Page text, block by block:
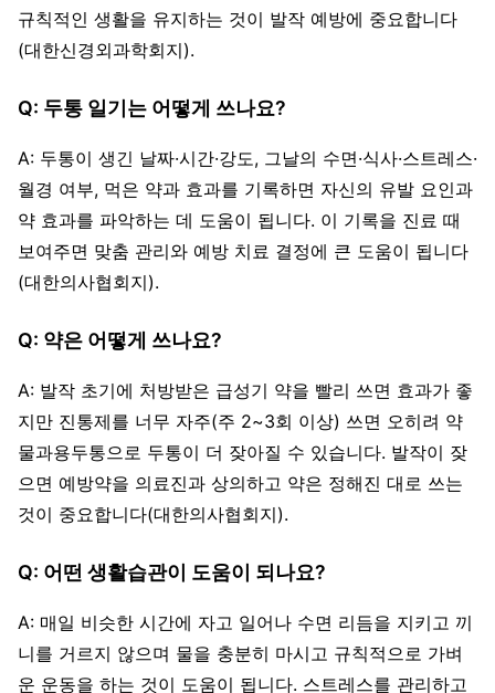
규칙적인 생활을 유지하는 것이 발작 예방에 중요합니다
(대한신경외과학회지).
Q: 두통 일기는 어떻게 쓰나요?
A: 두통이 생긴 날짜·시간·강도, 그날의 수면·식사·스트레스·
월경 여부, 먹은 약과 효과를 기록하면 자신의 유발 요인과
약 효과를 파악하는 데 도움이 됩니다. 이 기록을 진료 때
보여주면 맞춤 관리와 예방 치료 결정에 큰 도움이 됩니다
(대한의사협회지).
Q: 약은 어떻게 쓰나요?
A: 발작 초기에 처방받은 급성기 약을 빨리 쓰면 효과가 좋
지만 진통제를 너무 자주(주 2~3회 이상) 쓰면 오히려 약
물과용두통으로 두통이 더 잦아질 수 있습니다. 발작이 잦
으면 예방약을 의료진과 상의하고 약은 정해진 대로 쓰는
것이 중요합니다(대한의사협회지).
Q: 어떤 생활습관이 도움이 되나요?
A: 매일 비슷한 시간에 자고 일어나 수면 리듬을 지키고 끼
니를 거르지 않으며 물을 충분히 마시고 규칙적으로 가벼
운 운동을 하는 것이 도움이 됩니다. 스트레스를 관리하고